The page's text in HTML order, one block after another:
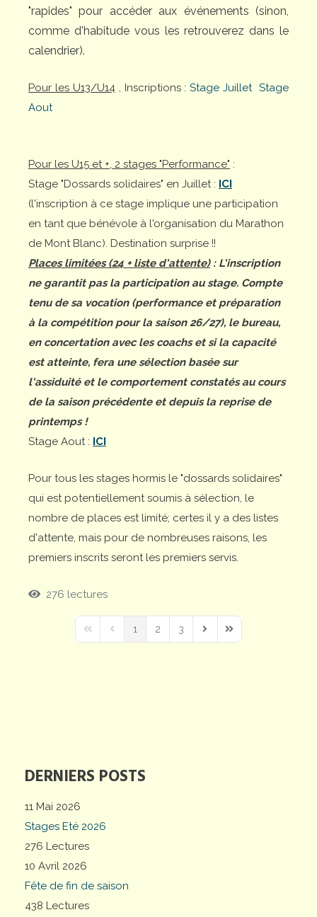
DERNIERS POSTS
11 Mai 2026
Stages Eté 2026
276 Lectures
10 Avril 2026
Fête de fin de saison
438 Lectures
"rapides" pour accéder aux événements (sinon,
comme d'habitude vous les retrouverez dans le
calendrier).
Pour les U13/U14, Inscriptions :Stage Juillet Stage
Aout
Pour les U15 et +, 2 stages "Performance" :
Stage "Dossards solidaires" en Juillet : ICI
(l'inscription à ce stage implique une participation
en tant que bénévole à l'organisation du Marathon
de Mont Blanc). Destination surprise !!
Places limitées (24 + liste d'attente): L'inscription
ne garantit pas la participation au stage. Compte
tenu de sa vocation (performance et préparation
à la compétition pour la saison 26/27), le bureau,
en concertation avec les coachs et si la capacité
est atteinte, fera une sélection basée sur
l'assiduité et le comportement constatés au cours
de la saison précédente et depuis la reprise de
printemps !
Stage Aout : ICI
Pour tous les stages hormis le "dossards solidaires"
qui est potentiellement soumis à sélection, le
nombre de places est limité; certes il y a des listes
d'attente, mais pour de nombreuses raisons, les
premiers inscrits seront les premiers servis.
276 lectures
First PagePrevious Page
1 2 3
Next PageLast Page